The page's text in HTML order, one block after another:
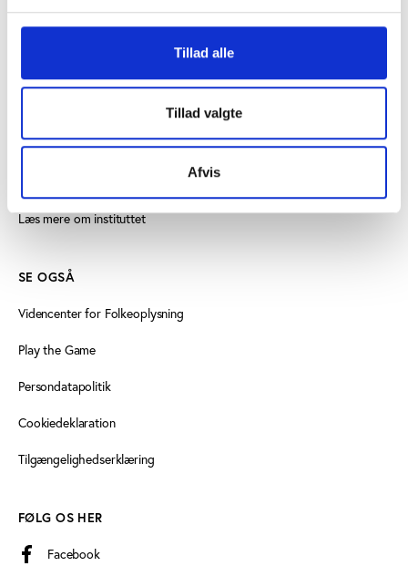
Tillad alle
Tillad valgte
Afvis
Vester Allé 8B, 3. sal, 8000 Aarhus C
idan@idan.dk
Læs mere om instituttet
SE OGSÅ
Videncenter for Folkeoplysning
Play the Game
Persondatapolitik
Cookiedeklaration
Tilgængelighedserklæring
FØLG OS HER
Facebook